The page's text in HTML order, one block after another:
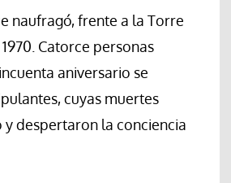
naufragó, frente a la Torre
Catorce personas
aniversario se
cuyas muertes
despertaron la conciencia